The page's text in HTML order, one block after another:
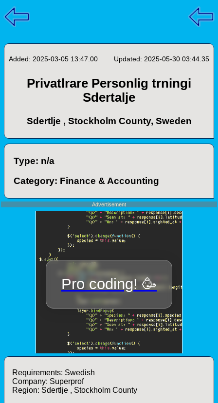
Added: 2025-03-05 13:47.00 Updated: 2025-05-30 03:44.35
Privatlrare Personlig trningi
Sdertalje
Sdertlje , Stockholm County, Sweden
Type: n/a
Category: Finance & Accounting
Advertisement
Requirements: Swedish
Company: Superprof
Region: Sdertlje , Stockholm County